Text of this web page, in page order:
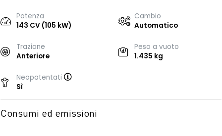
Potenza
143 CV (105 kW)
Cambio
Automatico
Trazione
Anteriore
Peso a vuoto
1.435 kg
Neopatentati
Sì
Consumi ed emissioni